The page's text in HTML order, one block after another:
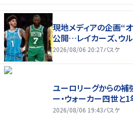
現地メディアの企画“
公開…レイカーズ、ウ
2026/08/06 20:27バスケ
ユーロリーグからの
ー・ウォーカー四世と
2026/08/06 19:43バスケ